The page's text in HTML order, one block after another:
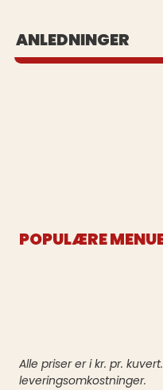
ANLEDNINGER
Se vores populære buffeter
POPULÆRE
Alle priser er i kr. pr.
leveringsomkostninger.